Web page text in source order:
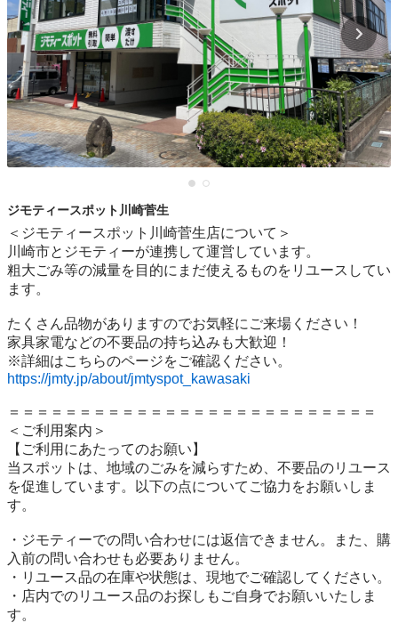
ジモティースポット川崎菅生
＜ジモティースポット川崎菅生店について＞
川崎市とジモティーが連携して運営しています。
粗⼤ごみ等の減量を⽬的にまだ使えるものをリユースしてい
ます。
たくさん品物がありますのでお気軽にご来場ください！
家具家電などの不要品の持ち込みも大歓迎！
https://jmty.jp/about/jmtyspot_kawasaki
＝＝＝＝＝＝＝＝＝＝＝＝＝＝＝＝＝＝＝＝＝＝＝＝＝＝
＜ご利用案内＞
【ご利用にあたってのお願い】
当スポットは、地域のごみを減らすため、不要品のリユース
を促進しています。以下の点についてご協力をお願いしま
す。
・ジモティーでの問い合わせには返信できません。また、購
入前の問い合わせも必要ありません。
・リユース品の在庫や状態は、現地でご確認してください。
・店内でのリユース品のお探しもご自身でお願いいたしま
す。